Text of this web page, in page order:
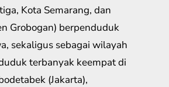
Kota Semarang, dan
Grobogan) berpenduduk
sekaligus sebagai wilayah
terbanyak keempat di
(Jakarta),